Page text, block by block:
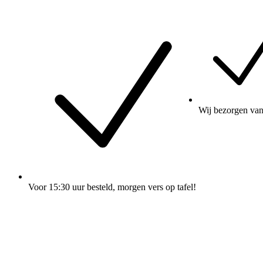
Voor 15:30 uur besteld, morgen vers op tafel!
Wij bezorgen